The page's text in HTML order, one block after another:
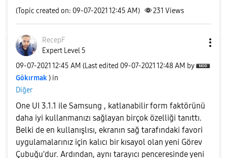
(Topic created on: 09-07-2021 12:45 AM) 231 Views
RecepF
Expert Level 5
‎09-07-2021 12:45 AM (Last edited ‎09-07-2021 12:48 AM by
Gökırmak ) in
Diğer
One UI 3.1.1 ile Samsung , katlanabilir form faktörünü
daha iyi kullanmanızı sağlayan birçok özelliği tanıttı.
Belki de en kullanışlısı, ekranın sağ tarafındaki favori
uygulamalarınız için kalıcı bir kısayol olan yeni Görev
Çubuğu'dur. Ardından, aynı tarayıcı penceresinde yeni